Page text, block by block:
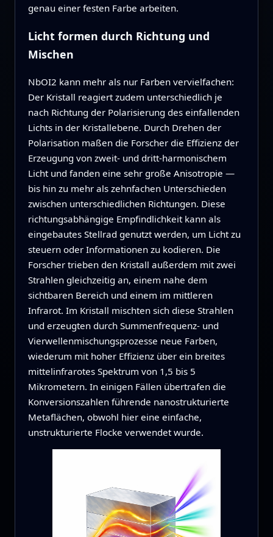
genau einer festen Farbe arbeiten.
Licht formen durch Richtung und
Mischen
NbOI2 kann mehr als nur Farben vervielfachen:
Der Kristall reagiert zudem unterschiedlich je
nach Richtung der Polarisierung des einfallenden
Lichts in der Kristallebene. Durch Drehen der
Polarisation maßen die Forscher die Effizienz der
Erzeugung von zweit‑ und dritt‑harmonischem
Licht und fanden eine sehr große Anisotropie —
bis hin zu mehr als zehnfachen Unterschieden
zwischen unterschiedlichen Richtungen. Diese
richtungsabhängige Empfindlichkeit kann als
eingebautes Stellrad genutzt werden, um Licht zu
steuern oder Informationen zu kodieren. Die
Forscher trieben den Kristall außerdem mit zwei
Strahlen gleichzeitig an, einem nahe dem
sichtbaren Bereich und einem im mittleren
Infrarot. Im Kristall mischten sich diese Strahlen
und erzeugten durch Summenfrequenz‑ und
Vierwellenmischungsprozesse neue Farben,
wiederum mit hoher Effizienz über ein breites
mittelinfrarotes Spektrum von 1,5 bis 5
Mikrometern. In einigen Fällen übertrafen die
Konversionszahlen führende nanostrukturierte
Metaflächen, obwohl hier eine einfache,
unstrukturierte Flocke verwendet wurde.